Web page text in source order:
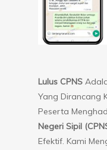
Lulus CPNS
Yang Dirancang
Peserta
Negeri Sipil
Efektif. Kami